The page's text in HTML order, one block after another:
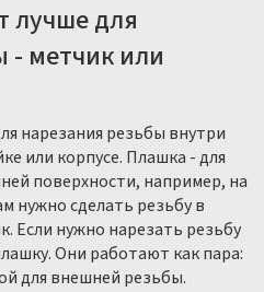
лучше для
- метчик или
нарезания резьбы внутри
или корпусе. Плашка - для
поверхности, например, на
нужно сделать резьбу в
Если нужно нарезать резьбу
Они работают как пара:
для внешней резьбы.